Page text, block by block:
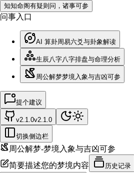
知知命阁有疑则问，诸事可参
问事入口
AI 算卦周易六爻与卦象解读
生辰八字八字排盘与命理分析
周公解梦梦境入象与吉凶可参
提个建议
v2.1.0v2.1.0
切换侧边栏
周公解梦-梦境入象与吉凶可参
简要描述您的梦境内容
历史记录